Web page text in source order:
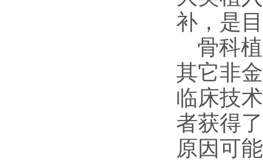
补，是
骨科
其它非
临床技
者获得
原因可